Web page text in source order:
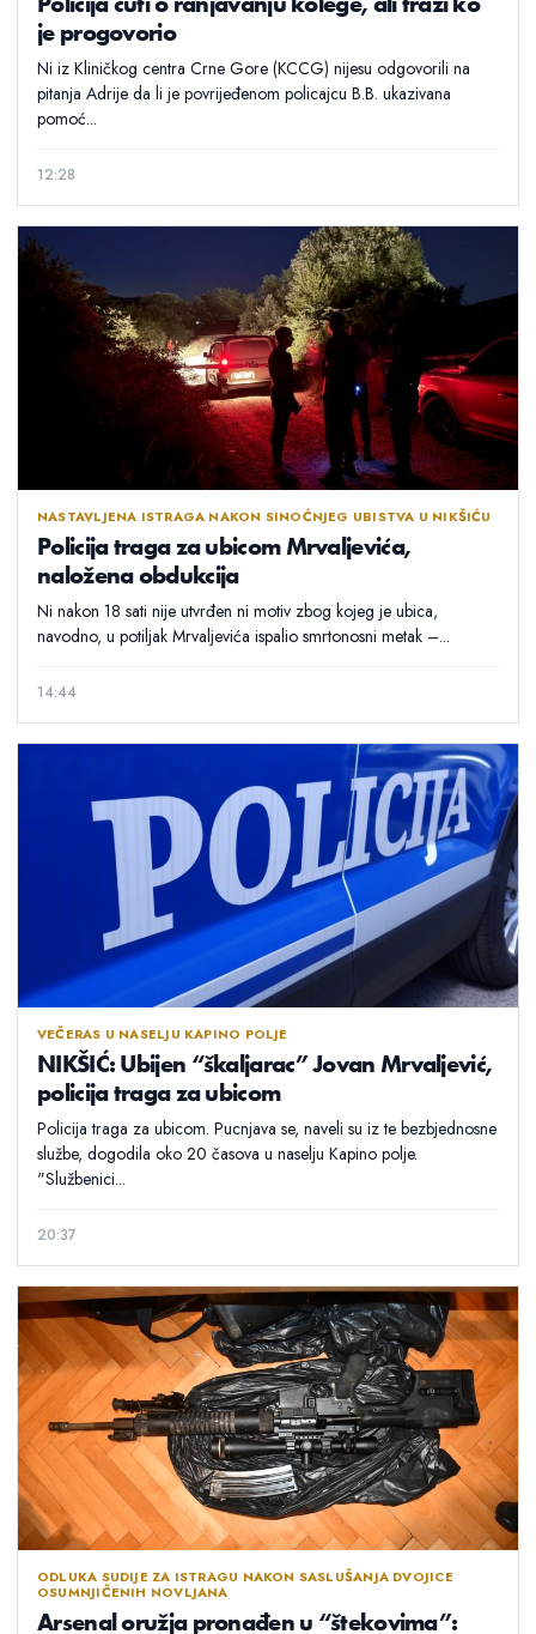
je progovorio
Ni iz Kliničkog centra Crne Gore (KCCG) nijesu odgovorili na
pitanja Adrije da li je povrijeđenom policajcu B.B. ukazivana
pomoć...
12:28
NASTAVLJENA ISTRAGA NAKON SINOĆNJEG UBISTVA U NIKŠIĆU
Policija traga za ubicom Mrvaljevića,
naložena obdukcija
Ni nakon 18 sati nije utvrđen ni motiv zbog kojeg je ubica,
navodno, u potiljak Mrvaljevića ispalio smrtonosni metak –...
14:44
VEČERAS U NASELJU KAPINO POLJE
NIKŠIĆ: Ubijen “škaljarac” Jovan Mrvaljević,
policija traga za ubicom
Policija traga za ubicom. Pucnjava se, naveli su iz te bezbjednosne
službe, dogodila oko 20 časova u naselju Kapino polje.
"Službenici...
20:37
ODLUKA SUDIJE ZA ISTRAGU NAKON SASLUŠANJA DVOJICE
OSUMNJIČENIH NOVLJANA
Arsenal oružja pronađen u “štekovima”: